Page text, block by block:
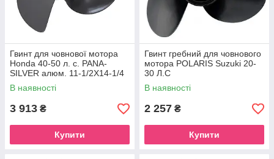
Гвинт для човнової мотора
Honda 40-50 л. с. PANA-
SILVER алюм. 11-1/2X14-1/4
В наявності
3 913 ₴
Купити
Гвинт гребний для човнового
мотора POLARIS Suzuki 20-
30 Л.С
В наявності
2 257 ₴
Купити